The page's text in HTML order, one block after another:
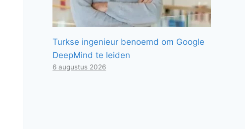
Turkse ingenieur benoemd om Google
DeepMind te leiden
6 augustus 2026